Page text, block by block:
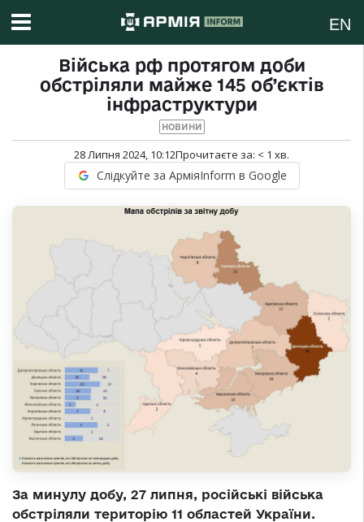
EN
Війська рф протягом доби
обстріляли майже 145 об’єктів
інфраструктури
НОВИНИ
28 Липня 2024, 10:12Прочитаєте за: < 1 хв.
Слідкуйте за АрміяInform в Google
За минулу добу, 27 липня, російські війська
обстріляли територію 11 областей України.